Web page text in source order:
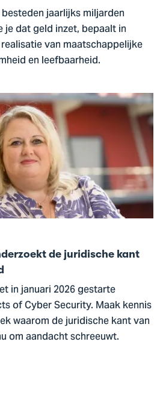
jaarlijks miljarden
je dat geld inzet, bepaalt in
van maatschappelijke
en leefbaarheid.
de juridische kant
in januari 2026 gestarte
of Cyber Security. Maak kennis
waarom de juridische kant van
om aandacht schreeuwt.